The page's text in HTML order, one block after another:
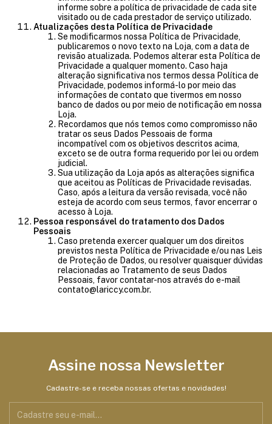
informe sobre a política de privacidade de cada site
visitado ou de cada prestador de serviço utilizado.
Atualizações desta Política de Privacidade
Se modificarmos nossa Política de Privacidade,
publicaremos o novo texto na Loja, com a data de
revisão atualizada. Podemos alterar esta Política de
Privacidade a qualquer momento. Caso haja
alteração significativa nos termos dessa Política de
Privacidade, podemos informá-lo por meio das
informações de contato que tivermos em nosso
banco de dados ou por meio de notificação em nossa
Loja.
Recordamos que nós temos como compromisso não
tratar os seus Dados Pessoais de forma
incompatível com os objetivos descritos acima,
exceto se de outra forma requerido por lei ou ordem
judicial.
Sua utilização da Loja após as alterações significa
que aceitou as Políticas de Privacidade revisadas.
Caso, após a leitura da versão revisada, você não
esteja de acordo com seus termos, favor encerrar o
acesso à Loja.
Pessoa responsável do tratamento dos Dados
Pessoais
Caso pretenda exercer qualquer um dos direitos
previstos nesta Política de Privacidade e/ou nas Leis
de Proteção de Dados, ou resolver quaisquer dúvidas
relacionadas ao Tratamento de seus Dados
Pessoais, favor contatar-nos através do e-mail
contato@lariccy.com.br.
Assine nossa Newsletter
Cadastre-se e receba nossas ofertas e novidades!